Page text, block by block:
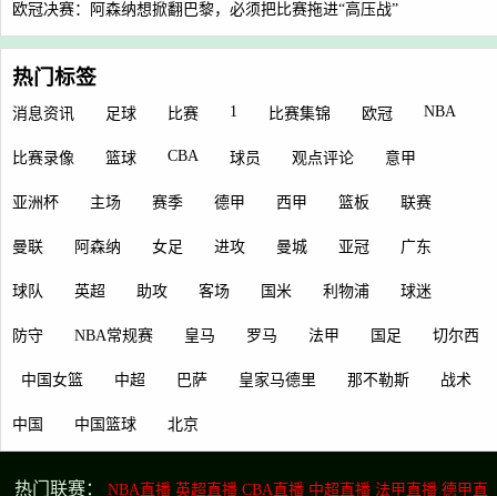
欧冠决赛：阿森纳想掀翻巴黎，必须把比赛拖进“高压战”
热门标签
消息资讯 足球 比赛 1 比赛集锦 欧冠 NBA
比赛录像 篮球 CBA 球员 观点评论 意甲
亚洲杯 主场 赛季 德甲 西甲 篮板 联赛
曼联 阿森纳 女足 进攻 曼城 亚冠 广东
球队 英超 助攻 客场 国米 利物浦 球迷
防守 NBA常规赛 皇马 罗马 法甲 国足 切尔西
中国女篮 中超 巴萨 皇家马德里 那不勒斯 战术
中国 中国篮球 北京
热门联赛： NBA直播 英超直播 CBA直播 中超直播 法甲直播 德甲直